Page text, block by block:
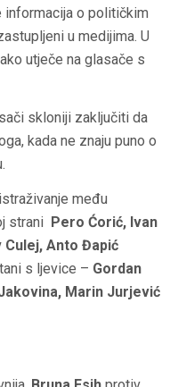
informacija o političkim
u medijima. U
utječe na glasače s
skloniji zaključiti da
kada ne znaju puno o
među
strani Pero Ćorić, Ivan
Culej, Anto Đapić
s ljevice – Gordan
Marin Jurjević